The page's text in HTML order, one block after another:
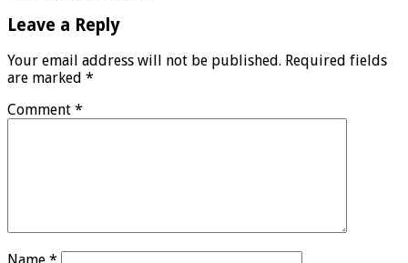
Leave a Reply
Your email address will not be published. Required fields
are marked *
Comment *
Name *